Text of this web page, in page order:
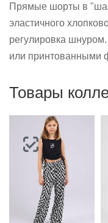
Прямые шорты в
эластичного
регулировка
или принтованными
Товары